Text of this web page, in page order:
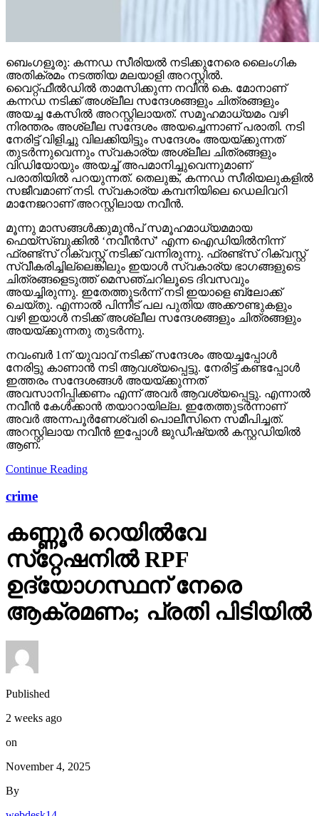
ബെംഗളൂരു: കന്നഡ സീരിയൽ നടിക്കുനേരെ ലൈംഗിക
അതിക്രമം നടത്തിയ മലയാളി അറസ്റ്റിൽ.
വൈറ്റ്‌ഫീൽഡിൽ താമസിക്കുന്ന നവീൻ കെ. മോനാണ്
കന്നഡ നടിക്ക് അശ്ലീല സന്ദേശങ്ങളും ചിത്രങ്ങളും
അയച്ച കേസിൽ അറസ്റ്റിലായത്. സമൂഹമാധ്യമം വഴി
നിരന്തരം അശ്ലീല സന്ദേശം അയച്ചെന്നാണ് പരാതി. നടി
നേരിട്ട് വിളിച്ചു വിലക്കിയിട്ടും സന്ദേശം അയയ്ക്കുന്നത്
തുടർന്നുവെന്നും സ്വകാര്യ അശ്ലീല ചിത്രങ്ങളും
വിഡിയോയും അയച്ച് അപമാനിച്ചുവെന്നുമാണ്
പരാതിയിൽ പറയുന്നത്. തെലുങ്ക്, കന്നഡ സീരിയലുകളിൽ
സജീവമാണ് നടി. സ്വകാര്യ കമ്പനിയിലെ ഡെലിവറി
മാനേജറാണ് അറസ്റ്റിലായ നവീൻ.
മൂന്നു മാസങ്ങൾക്കുമുൻപ് സമൂഹമാധ്യമമായ
ഫെയ്സ്‌ബുക്കിൽ ‘നവീൻസ്’ എന്ന ഐഡിയിൽനിന്ന്
ഫ്രണ്ട്സ് റിക്വസ്റ്റ് നടിക്ക് വന്നിരുന്നു. ഫ്രണ്ട്സ് റിക്വസ്റ്റ്
സ്വീകരിച്ചില്ലെങ്കിലും ഇയാൾ സ്വകാര്യ ഭാഗങ്ങളുടെ
ചിത്രങ്ങളെടുത്ത് മെസഞ്ചറിലൂടെ ദിവസവും
അയച്ചിരുന്നു. ഇതേത്തുടർന്ന് നടി ഇയാളെ ബ്ലോക്ക്
ചെയ്തു. എന്നാൽ പിന്നീട് പല പുതിയ അക്കൗണ്ടുകളും
വഴി ഇയാൾ നടിക്ക് അശ്ലീല സന്ദേശങ്ങളും ചിത്രങ്ങളും
അയയ്ക്കുന്നതു തുടർന്നു.
നവംബർ 1ന് യുവാവ് നടിക്ക് സന്ദേശം അയച്ചപ്പോൾ
നേരിട്ടു കാണാൻ നടി ആവശ്യപ്പെട്ടു. നേരിട്ട് കണ്ടപ്പോൾ
ഇത്തരം സന്ദേശങ്ങൾ അയയ്ക്കുന്നത്
അവസാനിപ്പിക്കണം എന്ന് അവർ ആവശ്യപ്പെട്ടു. എന്നാൽ
നവീൻ കേൾക്കാൻ തയാറായില്ല. ഇതേത്തുടർന്നാണ്
അവർ അന്നപൂർണേശ്വരി പൊലീസിനെ സമീപിച്ചത്.
അറസ്റ്റിലായ നവീൻ ഇപ്പോൾ ജുഡീഷ്യൽ കസ്റ്റഡിയിൽ
ആണ്.
Continue Reading
crime
കണ്ണൂർ റെയില്‍വേ
സ്‌റ്റേഷനിൽ RPF
ഉദ്യോഗസ്ഥന് നേരെ
ആക്രമണം; പ്രതി പിടിയിൽ
Published
2 weeks ago
on
November 4, 2025
By